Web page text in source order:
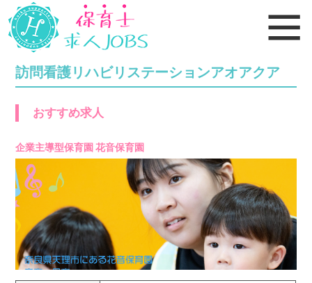
訪問看護リハビリステーションアオアクア
おすすめ求人
企業主導型保育園 花音保育園